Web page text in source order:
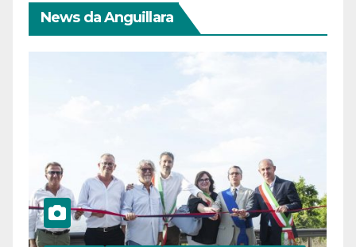
News da Anguillara